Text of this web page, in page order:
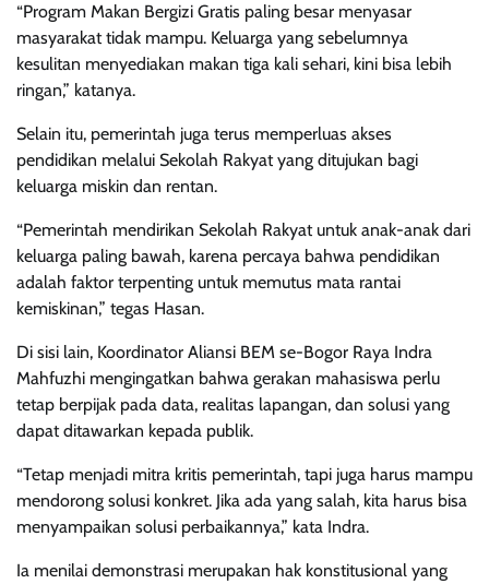
“Program Makan Bergizi Gratis paling besar menyasar
masyarakat tidak mampu. Keluarga yang sebelumnya
kesulitan menyediakan makan tiga kali sehari, kini bisa lebih
ringan,” katanya.
Selain itu, pemerintah juga terus memperluas akses
pendidikan melalui Sekolah Rakyat yang ditujukan bagi
keluarga miskin dan rentan.
“Pemerintah mendirikan Sekolah Rakyat untuk anak-anak dari
keluarga paling bawah, karena percaya bahwa pendidikan
adalah faktor terpenting untuk memutus mata rantai
kemiskinan,” tegas Hasan.
Di sisi lain, Koordinator Aliansi BEM se-Bogor Raya Indra
Mahfuzhi mengingatkan bahwa gerakan mahasiswa perlu
tetap berpijak pada data, realitas lapangan, dan solusi yang
dapat ditawarkan kepada publik.
“Tetap menjadi mitra kritis pemerintah, tapi juga harus mampu
mendorong solusi konkret. Jika ada yang salah, kita harus bisa
menyampaikan solusi perbaikannya,” kata Indra.
Ia menilai demonstrasi merupakan hak konstitusional yang